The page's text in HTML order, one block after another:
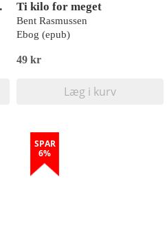
46 Ti kilo for meget
Bent Rasmussen
Ebog (epub)
49 kr
Læg i kurv
SPAR
6%